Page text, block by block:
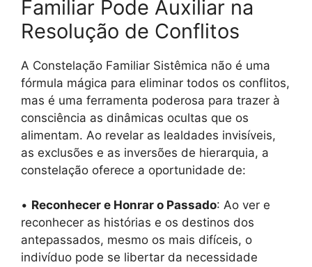
Familiar Pode Auxiliar na
Resolução de Conflitos
A Constelação Familiar Sistêmica não é uma
fórmula mágica para eliminar todos os conflitos,
mas é uma ferramenta poderosa para trazer à
consciência as dinâmicas ocultas que os
alimentam. Ao revelar as lealdades invisíveis,
as exclusões e as inversões de hierarquia, a
constelação oferece a oportunidade de:
• Reconhecer e Honrar o Passado: Ao ver e
reconhecer as histórias e os destinos dos
antepassados, mesmo os mais difíceis, o
indivíduo pode se libertar da necessidade